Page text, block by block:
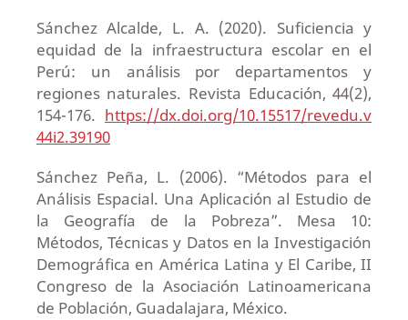
Sánchez Alcalde, L. A. (2020). Suficiencia y
equidad de la infraestructura escolar en el
Perú: un análisis por departamentos y
regiones naturales. Revista Educación, 44(2),
154-176. https://dx.doi.org/10.15517/revedu.v
44i2.39190
Sánchez Peña, L. (2006). “Métodos para el
Análisis Espacial. Una Aplicación al Estudio de
la Geografía de la Pobreza”. Mesa 10:
Métodos, Técnicas y Datos en la Investigación
Demográfica en América Latina y El Caribe, II
Congreso de la Asociación Latinoamericana
de Población, Guadalajara, México.